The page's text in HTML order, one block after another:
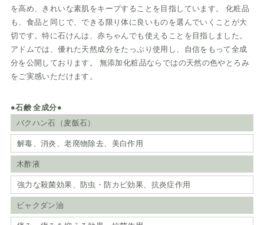
を高め、きれいな素肌をキープすることを目指しています。 化粧品
も、食品と同じで、できる限り体に良いものを選んでいくことが大
切です。特に石けんは、赤ちゃんでも使えることを目指しました。
アドムでは、優れた天然成分をたっぷり使用し、自信をもって全成
分を公開しております。 無添加化粧品ならではの天然の色やとろみ
をご実感いただけます。
●石鹸 全成分●
バクハン石（麦飯石）
解毒、消炎、老廃物除去、美白作用
木酢液
強力な殺菌効果、防虫・防カビ効果、抗炎症作用
ビャクダン油